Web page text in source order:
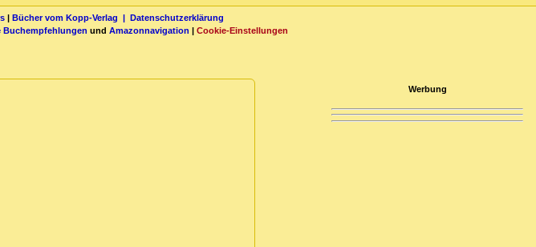
| Bücher vom Kopp-Verlag | Datenschutzerklärung
Buchempfehlungen und Amazonnavigation | Cookie-Einstellungen
Werbung